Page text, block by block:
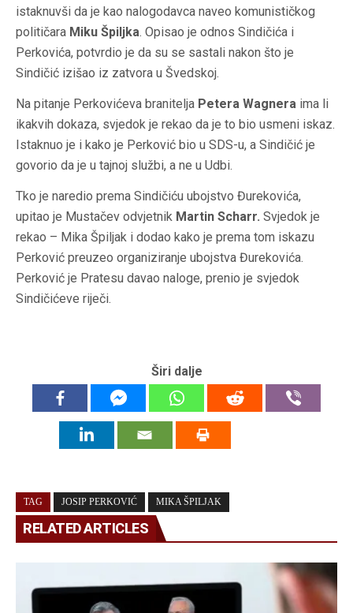
istaknuvši da je kao nalogodavca naveo komunističkog
političara Miku Špiljka. Opisao je odnos Sindičića i
Perkovića, potvrdio je da su se sastali nakon što je
Sindičić izišao iz zatvora u Švedskoj.
Na pitanje Perkovićeva branitelja Petera Wagnera ima li
ikakvih dokaza, svjedok je rekao da je to bio usmeni iskaz.
Istaknuo je i kako je Perković bio u SDS-u, a Sindičić je
govorio da je u tajnoj službi, a ne u Udbi.
Tko je naredio prema Sindičiću ubojstvo Đurekovića,
upitao je Mustačev odvjetnik Martin Scharr. Svjedok je
rekao – Mika Špiljak i dodao kako je prema tom iskazu
Perković preuzeo organiziranje ubojstva Đurekovića.
Perković je Pratesu davao naloge, prenio je svjedok
Sindičićeve riječi.
Širi dalje
TAG JOSIP PERKOVIĆ MIKA ŠPILJAK
RELATED ARTICLES